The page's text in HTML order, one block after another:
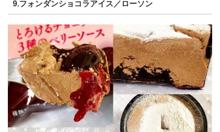
9.フォンダンショコラアイス／ローソン